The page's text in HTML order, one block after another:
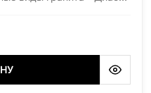
Лабродарит
Сюксюансаари
(Россия, Мурманская